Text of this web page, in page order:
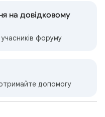
на довідковому
форуму
допомогу